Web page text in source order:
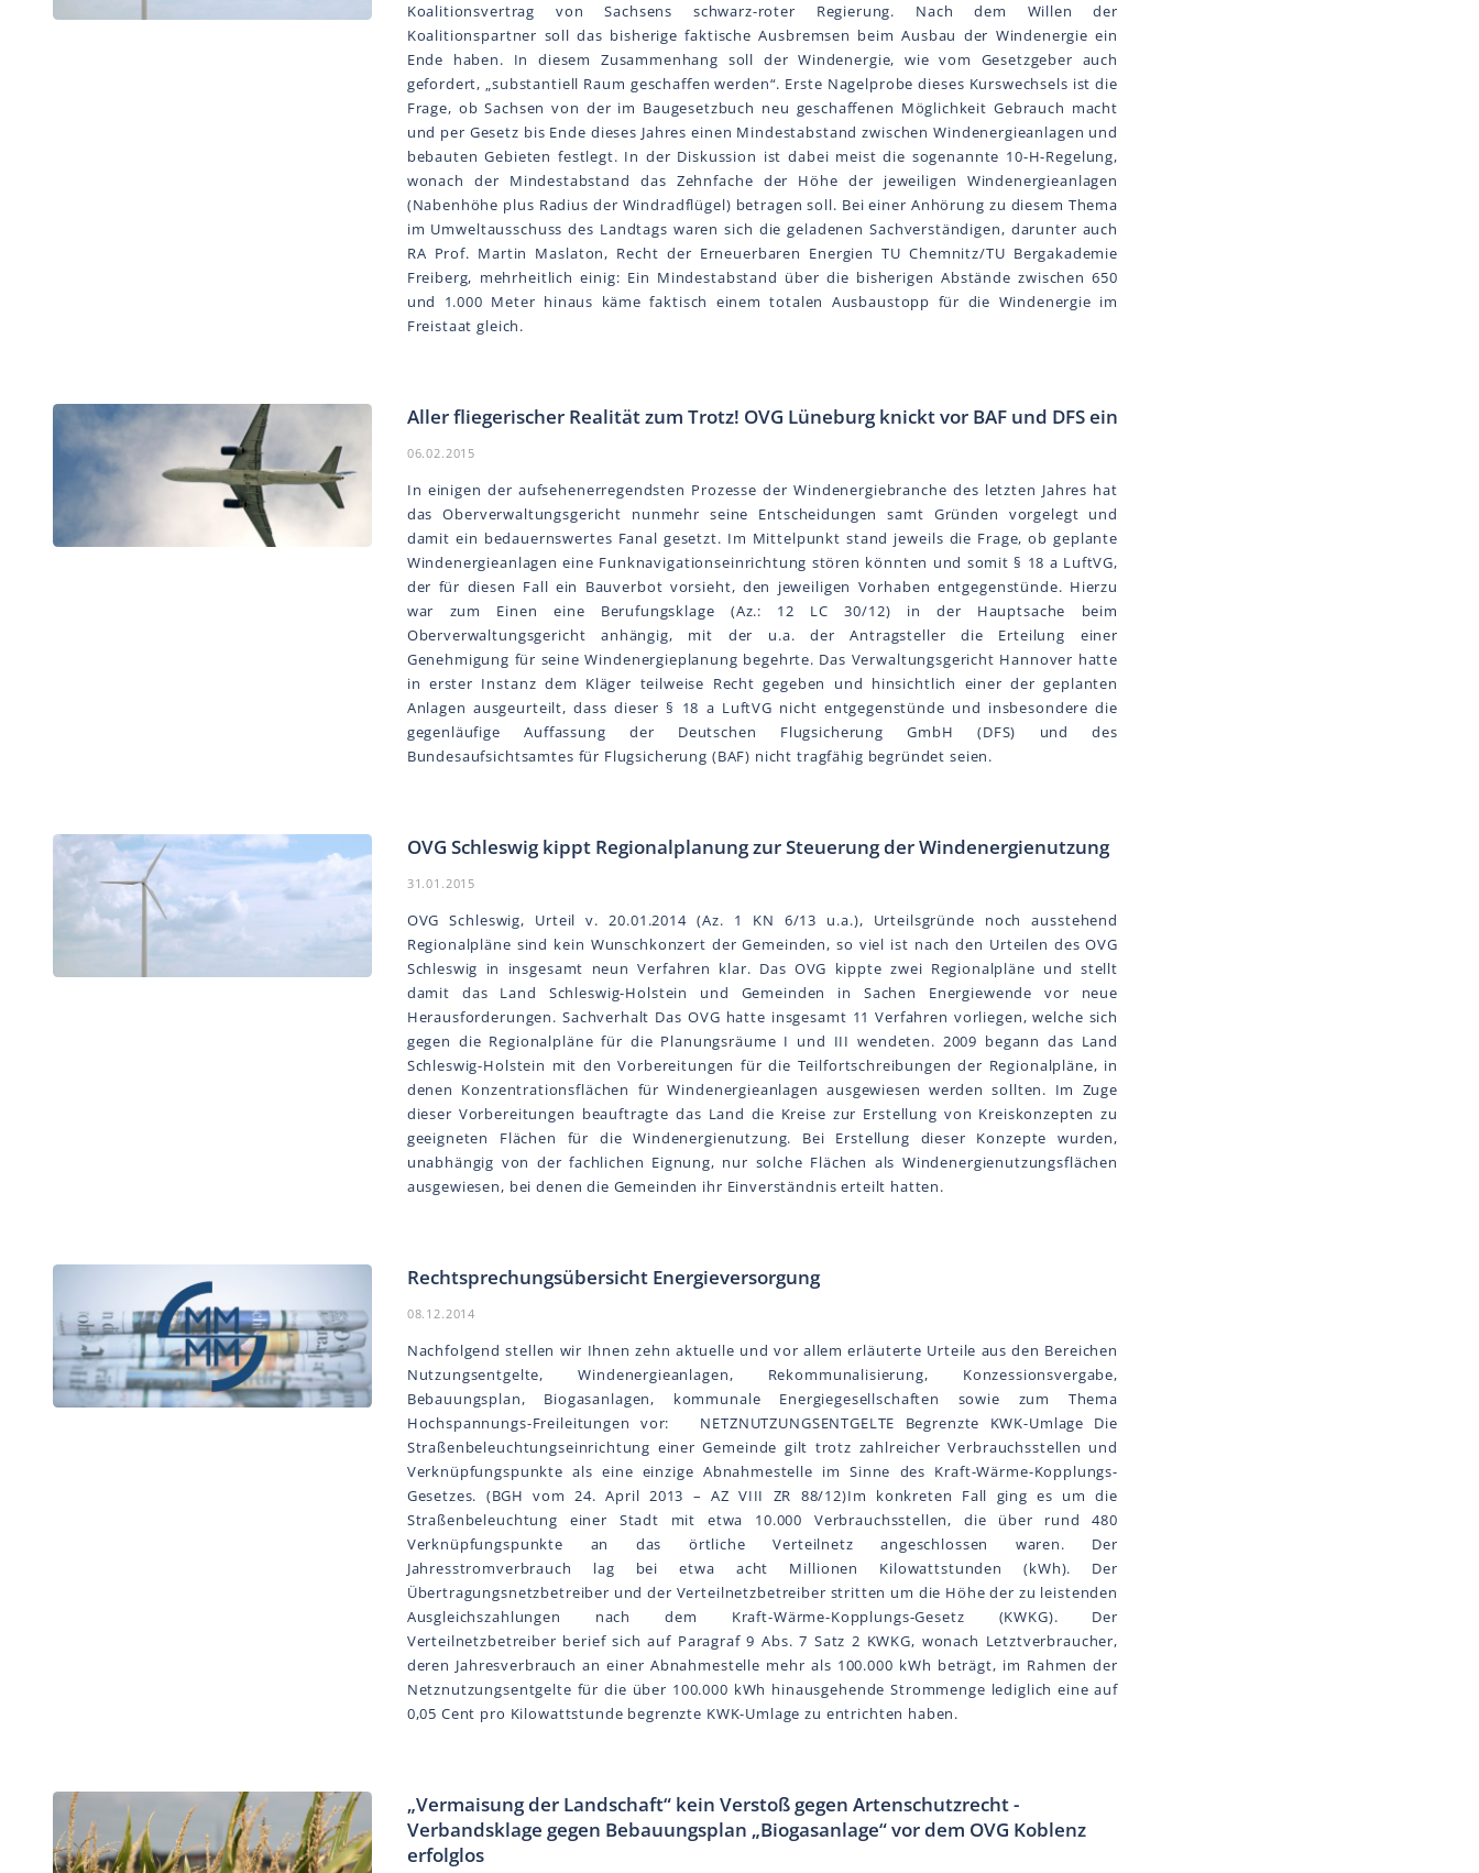
Koalitionsvertrag von Sachsens schwarz-roter Regierung. Nach dem Willen der
Koalitionspartner soll das bisherige faktische Ausbremsen beim Ausbau der Windenergie ein
Ende haben. In diesem Zusammenhang soll der Windenergie, wie vom Gesetzgeber auch
gefordert, „substantiell Raum geschaffen werden“. Erste Nagelprobe dieses Kurswechsels ist die
Frage, ob Sachsen von der im Baugesetzbuch neu geschaffenen Möglichkeit Gebrauch macht
und per Gesetz bis Ende dieses Jahres einen Mindestabstand zwischen Windenergieanlagen und
bebauten Gebieten festlegt. In der Diskussion ist dabei meist die sogenannte 10-H-Regelung,
wonach der Mindestabstand das Zehnfache der Höhe der jeweiligen Windenergieanlagen
(Nabenhöhe plus Radius der Windradflügel) betragen soll. Bei einer Anhörung zu diesem Thema
im Umweltausschuss des Landtags waren sich die geladenen Sachverständigen, darunter auch
RA Prof. Martin Mas la ton, Recht der Erneuerbaren Energien TU Chemnitz/TU Bergakademie
Freiberg, mehrheitlich einig: Ein Mindestabstand über die bisherigen Abstände zwischen 650
und 1.000 Meter hinaus käme faktisch einem totalen Ausbaustopp für die Windenergie im
Freistaat gleich.
Aller fliegerischer Realität zum Trotz! OVG Lüneburg knickt vor BAF und DFS ein
06.02.2015
In einigen der aufsehenerregendsten Prozesse der Windenergiebranche des letzten Jahres hat
das Oberverwaltungsgericht nunmehr seine Entscheidungen samt Gründen vorgelegt und
damit ein bedauernswertes Fanal gesetzt. Im Mittelpunkt stand jeweils die Frage, ob geplante
Windenergieanlagen eine Funknavigationseinrichtung stören könnten und somit § 18 a LuftVG,
der für diesen Fall ein Bauverbot vorsieht, den jeweiligen Vorhaben entgegenstünde. Hierzu
war zum Einen eine Berufungsklage (Az.: 12 LC 30/12) in der Hauptsache beim
Oberverwaltungsgericht anhängig, mit der u.a. der Antragsteller die Erteilung einer
Genehmigung für seine Windenergieplanung begehrte. Das Verwaltungsgericht Hannover hatte
in erster Instanz dem Kläger teilweise Recht gegeben und hinsichtlich einer der geplanten
Anlagen ausgeurteilt, dass dieser § 18 a LuftVG nicht entgegenstünde und insbesondere die
gegenläufige Auffassung der Deutschen Flugsicherung GmbH (DFS) und des
Bundesaufsichtsamtes für Flugsicherung (BAF) nicht tragfähig begründet seien.
OVG Schleswig kippt Regionalplanung zur Steuerung der Windenergienutzung
31.01.2015
OVG Schleswig, Urteil v. 20.01.2014 (Az. 1 KN 6/13 u.a.), Urteilsgründe noch ausstehend
Regionalpläne sind kein Wunschkonzert der Gemeinden, so viel ist nach den Urteilen des OVG
Schleswig in insgesamt neun Verfahren klar. Das OVG kippte zwei Regionalpläne und stellt
damit das Land Schleswig-Holstein und Gemeinden in Sachen Energiewende vor neue
Herausforderungen. Sachverhalt Das OVG hatte insgesamt 11 Verfahren vorliegen, welche sich
gegen die Regionalpläne für die Planungsräume I und III wendeten. 2009 begann das Land
Schleswig-Holstein mit den Vorbereitungen für die Teilfortschreibungen der Regionalpläne, in
denen Konzentrationsflächen für Windenergieanlagen ausgewiesen werden sollten. Im Zuge
dieser Vorbereitungen beauftragte das Land die Kreise zur Erstellung von Kreiskonzepten zu
geeigneten Flächen für die Windenergienutzung. Bei Erstellung dieser Konzepte wurden,
unabhängig von der fachlichen Eignung, nur solche Flächen als Windenergienutzungsflächen
ausgewiesen, bei denen die Gemeinden ihr Einverständnis erteilt hatten.
Rechtsprechungsübersicht Energieversorgung
08.12.2014
Nachfolgend stellen wir Ihnen zehn aktuelle und vor allem erläuterte Urteile aus den Bereichen
Nutzungsentgelte, Windenergieanlagen, Rekommunalisierung, Konzessionsvergabe,
Bebauungsplan, Biogasanlagen, kommunale Energiegesellschaften sowie zum Thema
Hochspannungs-Freileitungen vor: NETZNUTZUNGSENTGELTE Begrenzte KWK-Umlage Die
Straßenbeleuchtungseinrichtung einer Gemeinde gilt trotz zahlreicher Verbrauchsstellen und
Verknüpfungspunkte als eine einzige Abnahmestelle im Sinne des Kraft-Wärme-Kopplungs-
Gesetzes. (BGH vom 24. April 2013 – AZ VIII ZR 88/12)Im konkreten Fall ging es um die
Straßenbeleuchtung einer Stadt mit etwa 10.000 Verbrauchsstellen, die über rund 480
Verknüpfungspunkte an das örtliche Verteilnetz angeschlossen waren. Der
Jahresstromverbrauch lag bei etwa acht Millionen Kilowattstunden (kWh). Der
Übertragungsnetzbetreiber und der Verteilnetzbetreiber stritten um die Höhe der zu leistenden
Ausgleichszahlungen nach dem Kraft-Wärme-Kopplungs-Gesetz (KWKG). Der
Verteilnetzbetreiber berief sich auf Paragraf 9 Abs. 7 Satz 2 KWKG, wonach Letztverbraucher,
deren Jahresverbrauch an einer Abnahmestelle mehr als 100.000 kWh beträgt, im Rahmen der
Netznutzungsentgelte für die über 100.000 kWh hinausgehende Strommenge lediglich eine auf
0,05 Cent pro Kilowattstunde begrenzte KWK-Umlage zu entrichten haben.
„Vermaisung der Landschaft“ kein Verstoß gegen Artenschutzrecht -
Verbandsklage gegen Bebauungsplan „Biogasanlage“ vor dem OVG Koblenz
erfolglos